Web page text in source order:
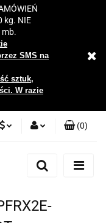
kg. NIE
SMS na
sztuk,
W razie
Zaloguj się
cookies
(0)